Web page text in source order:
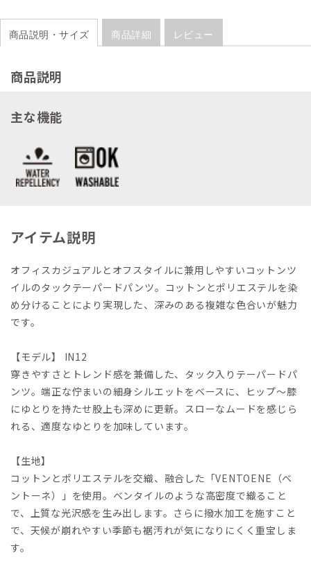
商品説明・サイズ 商品詳細 レビュー
商品説明
主な機能
アイテム説明
オフィスカジュアルとオフスタイルに兼用しやすいコットンツ
イルのタックテーパードパンツ。コットンとポリエステルを染
め分けることにより実現した、深みのある複雑な色合いが魅力
です。
【モデル】 IN12
穿きやすさとトレンド感を兼備した、タック入りテーパードパ
ンツ。端正な佇まいの細身シルエットをベースに、ヒップ～膝
にゆとりを持たせ股上も深めに更新。スローなムードを感じら
れる、適度なゆとりを加味しています。
【生地】
コットンとポリエステルを交織、融合した「VENTOENE（ベ
ントーネ）」を使用。ベンタイルのような高密度で織ること
で、上質な光沢感を生み出します。さらに撥水加工を施すこと
で、天候が崩れやすい季節も裾汚れが気になりにくく重宝しま
す。